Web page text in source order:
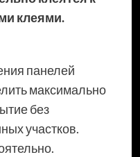
клеями.
панелей
максимально
без
участков.